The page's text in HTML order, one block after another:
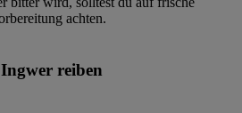
achten.
Ingwer reiben